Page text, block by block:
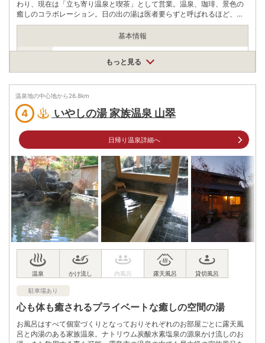
わり、現在は「立ち寄り温泉と喫茶」として営業。温泉、珈琲、景色の
癒しのコラボレーション。日の出の湯は医者要らずと呼ばれるほど、切
り傷、やけど、あせも、神経痛等に効果があると言われている。自噴す
る湯量豊富な源泉掛け流し温泉。基本情報
営業時間
通年 定休日:火曜日
最終受付時間
19:30
入浴料 大人300円 子供150円（3歳～小学生）
泉質
アクセス
住所
鹿児島県霧島市牧園町宿窪田3698
車
溝辺鹿児島空港ICから車で約10分
公共交通機関
日の出温泉バス停下車 徒歩すぐ
駐車場 無料（30台）
電話番号 0995772255
※ 掲載情報は変更になる場合があります。最新の内容はご利用前にご自身でお
問合せください。
※ 料金情報は税込・税抜表記が混ざっております。正しい金額はご利用前にご
自身でお問合せください。
もっと見る
温泉地の中心地から26.8km
4 いやしの湯 家族温泉 山翠
日帰り温泉詳細へ
駐車場あり
心も体も癒されるプライベートな癒しの空間の湯
お風呂はすべて個室づくりとなっておりそれぞれのお部屋ごとに露天風
呂と内湯のある家族温泉。ナトリウム炭酸水素塩泉の源泉かけ流しのお